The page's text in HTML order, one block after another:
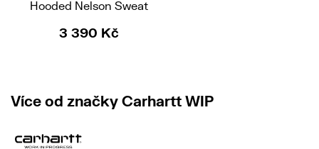
Hooded Nelson Sweat
3 390 Kč
Více od značky Carhartt WIP